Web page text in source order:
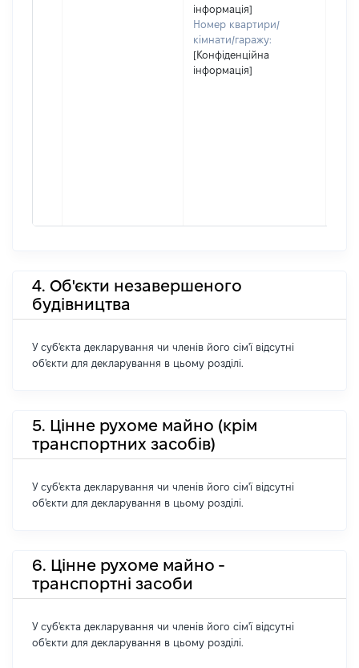
інформація]
Номер квартири/
кімнати/гаражу:
[Конфіденційна
інформація]
4. Об'єкти незавершеного
будівництва
У суб'єкта декларування чи членів його сім'ї відсутні
об'єкти для декларування в цьому розділі.
5. Цінне рухоме майно (крім
транспортних засобів)
У суб'єкта декларування чи членів його сім'ї відсутні
об'єкти для декларування в цьому розділі.
6. Цінне рухоме майно -
транспортні засоби
У суб'єкта декларування чи членів його сім'ї відсутні
об'єкти для декларування в цьому розділі.